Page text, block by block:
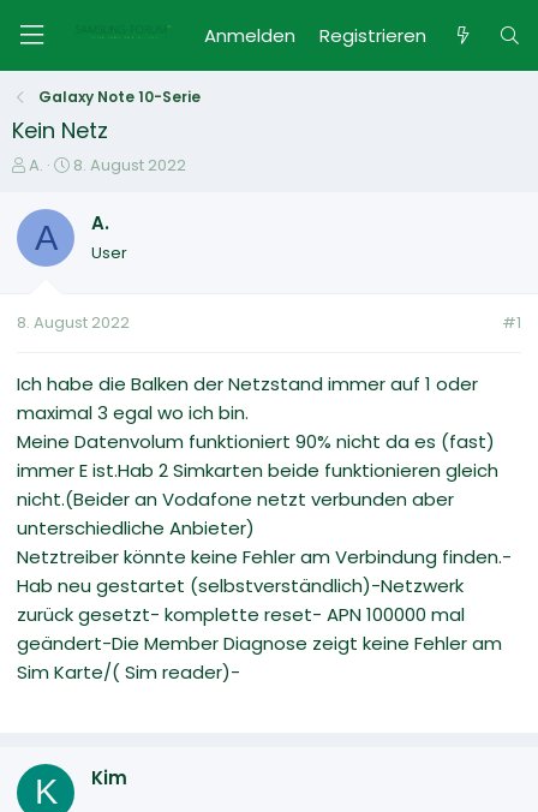
Anmelden Registrieren
Galaxy Note 10-Serie
Kein Netz
E
s
e
e
A.
E
t
t
m
8. August 2022
A A.
User
8. August 2022 #1
Ich habe die Balken der Netzstand immer auf 1 oder
maximal 3 egal wo ich bin.
Meine Datenvolum funktioniert 90% nicht da es (fast)
immer E ist.Hab 2 Simkarten beide funktionieren gleich
nicht.(Beider an Vodafone netzt verbunden aber
unterschiedliche Anbieter)
Netztreiber könnte keine Fehler am Verbindung finden.-
Hab neu gestartet (selbstverständlich)-Netzwerk
zurück gesetzt- komplette reset- APN 100000 mal
geändert-Die Member Diagnose zeigt keine Fehler am
Sim Karte/( Sim reader)-
K Kim